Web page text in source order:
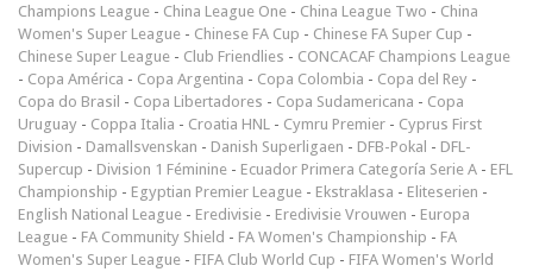
Champions League - China League One - China League Two - China
Women's Super League - Chinese FA Cup - Chinese FA Super Cup -
Chinese Super League - Club Friendlies - CONCACAF Champions League
- Copa América - Copa Argentina - Copa Colombia - Copa del Rey -
Copa do Brasil - Copa Libertadores - Copa Sudamericana - Copa
Uruguay - Coppa Italia - Croatia HNL - Cymru Premier - Cyprus First
Division - Damallsvenskan - Danish Superligaen - DFB-Pokal - DFL-
Supercup - Division 1 Féminine - Ecuador Primera Categoría Serie A - EFL
Championship - Egyptian Premier League - Ekstraklasa - Eliteserien -
English National League - Eredivisie - Eredivisie Vrouwen - Europa
League - FA Community Shield - FA Women's Championship - FA
Women's Super League - FIFA Club World Cup - FIFA Women's World